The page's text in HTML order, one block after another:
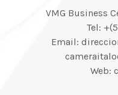
VMG Business
Tel:
Email:
Web: